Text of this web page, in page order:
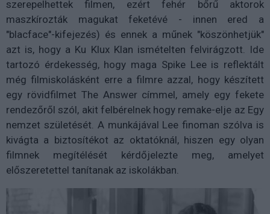
szerepelhettek filmen, ezért fehér bőrű aktorok
maszkírozták magukat feketévé - innen ered a
"blacface"-kifejezés) és ennek a műnek "köszönhetjük"
azt is, hogy a Ku Klux Klan ismételten felvirágzott. Ide
tartozó érdekesség, hogy maga Spike Lee is reflektált
még filmiskolásként erre a filmre azzal, hogy készített
egy rövidfilmet The Answer címmel, amely egy fekete
rendezőről szól, akit felbérelnek hogy remake-elje az Egy
nemzet születését. A munkájával Lee finoman szólva is
kivágta a biztosítékot az oktatóknál, hiszen egy olyan
filmnek megítélését kérdőjelezte meg, amelyet
előszeretettel tanítanak az iskolákban.